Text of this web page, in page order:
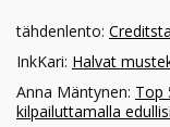
tähdenlento:
InkKari: Halvat
Anna Mäntynen: Top
kilpailuttamalla